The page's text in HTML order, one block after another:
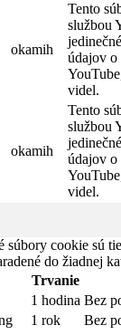
okamih
Tento
službou
údajov o
videl.
okamih
Tento
službou
údajov o
videl.
súbory cookie sú
do žiadnej
Trvanie
1 hodina Bez
1 rok
Bez